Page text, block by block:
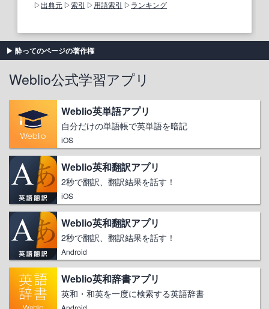
出典元 索引 用語索引 ランキング
酔ってのページの著作権
Weblio公式学習アプリ
Weblio英単語アプリ
自分だけの単語帳で英単語を暗記
iOS
Weblio英和翻訳アプリ
2秒で翻訳、翻訳結果を話す！
iOS
Weblio英和翻訳アプリ
2秒で翻訳、翻訳結果を話す！
Android
Weblio英和辞書アプリ
英和・和英を一度に検索する英語辞書